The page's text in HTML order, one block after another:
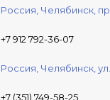
Россия, Челябинск,
+7 912 792-36-07
Россия, Челябинск,
+7 (351) 749-58-25